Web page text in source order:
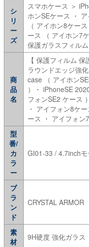
シ
リ
ー
ズ
スマホケース ＞
ホンSEケース ・
（ アイホン8ケー
ース （ アイホン7
保護ガラスフィルム
商
品
名
【 保護フィルム 保
ラウンドエッジ強
case （ アイホン
）・ iPhoneSE
フォンSE2 ケース
・ アイフォン8ケ
ース ・ アイフォン7
型
番/
カ
ラ
ー
GI01-33 / 4.7inch
ブ
ラ
ン
ド
CRYSTAL ARMOR
素
材
9H硬度 強化ガラス